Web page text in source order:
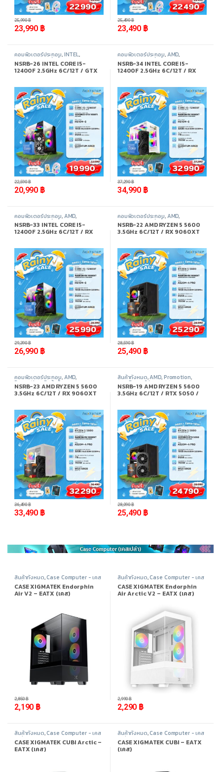
-8%
23,990 ฿
25,990฿
-8%
23,490 ฿
25,490฿
คอมพิวเตอร์ประกอบ,INTEL,
สินค้าทั้งหมด
NSRB-26 INTEL CORE I5-
12400F 2.5GHz 6C/12T / GTX
-7%
20,990 ฿
22,590฿
คอมพิวเตอร์ประกอบ,AMD,
สินค้าทั้งหมด
NSRB-34 INTEL CORE I5-
12400F 2.5GHz 6C/12T / RX
-6%
34,990 ฿
37,290฿
คอมพิวเตอร์ประกอบ,AMD,
Promotion ,สินค้าทั้งหมด
NSRB-33 INTEL CORE I5-
12400F 2.5GHz 6C/12T / RX
-8%
26,990 ฿
29,390฿
คอมพิวเตอร์ประกอบ,AMD,
Promotion ,สินค้าทั้งหมด
NSRB-22 AMD RYZEN 5 5600
3.5GHz 6C/12T / RX 9060XT
-11%
25,490 ฿
28,590฿
คอมพิวเตอร์ประกอบ,AMD,
Promotion ,สินค้าทั้งหมด
NSRB-23 AMD RYZEN 5 5600
3.5GHz 6C/12T / RX 9060XT
-8%
33,490 ฿
36,490฿
สินค้าทั้งหมด,AMD,Promotion,
คอมพิวเตอร์ประกอบ
NSRB-19 AMD RYZEN 5 5600
3.5GHz 6C/12T / RTX 5050 /
-9%
25,490 ฿
28,090฿
สินค้าทั้งหมด,Case Computer - เคส
เปล่า อุปกรณ์คอมพิวเตอร์
CASE XIGMATEK Endorphin
Air V2 – EATX (เคส)
23%
2,190 ฿
2,850฿
สินค้าทั้งหมด,Case Computer - เคส
เปล่า อุปกรณ์คอมพิวเตอร์
CASE XIGMATEK Endorphin
Air Arctic V2 – EATX (เคส)
23%
2,290 ฿
2,990฿
สินค้าทั้งหมด,Case Computer - เคส
เปล่า อุปกรณ์คอมพิวเตอร์
CASE XIGMATEK CUBI Arctic –
EATX (เคส)
สินค้าทั้งหมด,Case Computer - เคส
เปล่า อุปกรณ์คอมพิวเตอร์
CASE XIGMATEK CUBI – EATX
(เคส)